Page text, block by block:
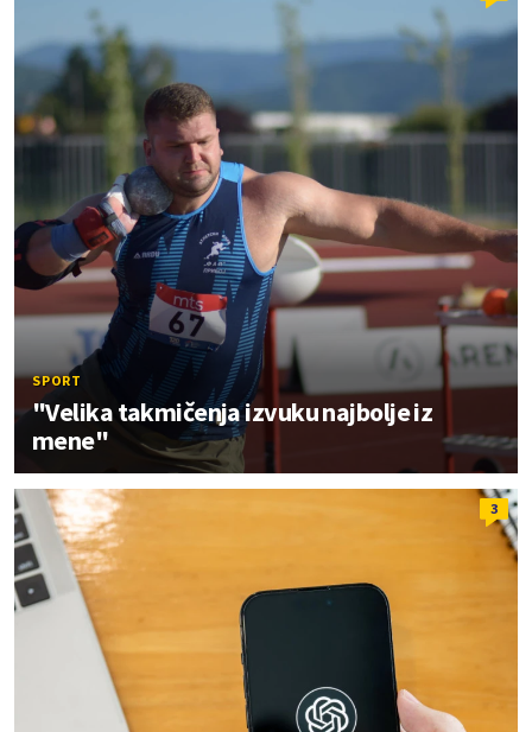
SPORT
"Velika takmičenja izvuku najbolje iz
mene"
3